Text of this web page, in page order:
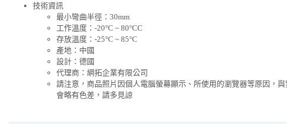
技術資訊
最小彎曲半徑：30mm
工作溫度：-20°C ~ 80°CC
存放溫度：-25°C ~ 85°C
產地：中國
設計：德國
代理商：網拓企業有限公司
請注意，商品照片因個人電腦螢幕顯示、所使用的瀏覽器等原因，
會略有色差，請多見諒